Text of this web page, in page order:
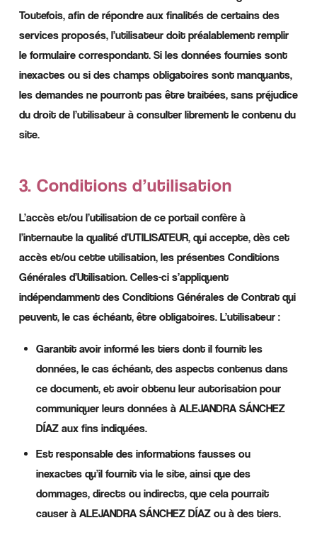
Toutefois, afin de répondre aux finalités de certains des
services proposés, l’utilisateur doit préalablement remplir
le formulaire correspondant. Si les données fournies sont
inexactes ou si des champs obligatoires sont manquants,
les demandes ne pourront pas être traitées, sans préjudice
du droit de l’utilisateur à consulter librement le contenu du
site.
3. Conditions d’utilisation
L’accès et/ou l’utilisation de ce portail confère à
l’internaute la qualité d’UTILISATEUR, qui accepte, dès cet
accès et/ou cette utilisation, les présentes Conditions
Générales d’Utilisation. Celles-ci s’appliquent
indépendamment des Conditions Générales de Contrat qui
peuvent, le cas échéant, être obligatoires. L’utilisateur :
Garantit avoir informé les tiers dont il fournit les
données, le cas échéant, des aspects contenus dans
ce document, et avoir obtenu leur autorisation pour
communiquer leurs données à ALEJANDRA SÁNCHEZ
DÍAZ aux fins indiquées.
Est responsable des informations fausses ou
inexactes qu’il fournit via le site, ainsi que des
dommages, directs ou indirects, que cela pourrait
causer à ALEJANDRA SÁNCHEZ DÍAZ ou à des tiers.